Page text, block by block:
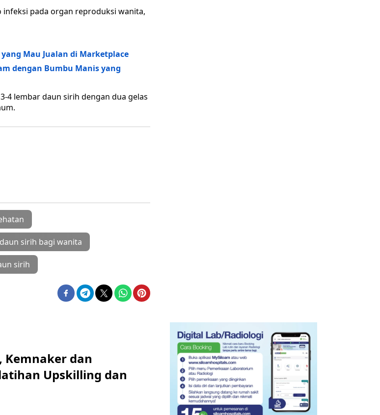
pada organ reproduksi wanita,
Mau Jualan di Marketplace
dengan Bumbu Manis yang
4 lembar daun sirih dengan dua gelas
sirih bagi wanita
sirih
Kemnaker dan
Upskilling dan